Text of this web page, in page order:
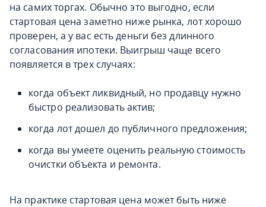
на самих торгах. Обычно это выгодно, если
стартовая цена заметно ниже рынка, лот хорошо
проверен, а у вас есть деньги без длинного
согласования ипотеки. Выигрыш чаще всего
появляется в трех случаях:
когда объект ликвидный, но продавцу нужно
быстро реализовать актив;
когда лот дошел до публичного предложения;
когда вы умеете оценить реальную стоимость
очистки объекта и ремонта.
На практике стартовая цена может быть ниже